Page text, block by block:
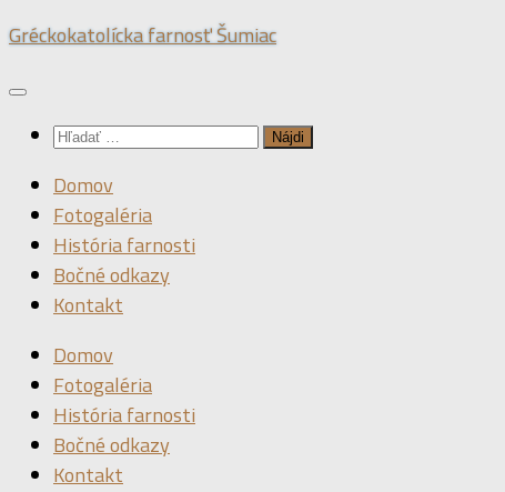
Preskočiť
obsah
Gréckokatolícka farnosť Šumiac
Hľadať:
Domov
Fotogaléria
História farnosti
Bočné odkazy
Kontakt
Domov
Fotogaléria
História farnosti
Bočné odkazy
Kontakt